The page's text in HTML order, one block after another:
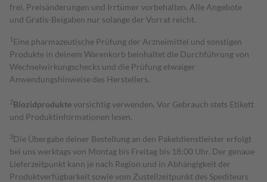
frei. Preisänderungen und Irrtümer vorbehalten. Alle Angebote
und Gratis-Beigaben nur solange der Vorrat reicht.
1 Eine pharmazeutische Prüfung der Arzneimittel und sonstigen
Produkte in deinem Warenkorb beinhaltet die Durchführung von
Wechselwirkungschecks und die Prüfung etwaiger
Anwendungshinweise des Herstellers.
2Biozidproduktevorsichtig verwenden. Vor Gebrauch stets Etikett
und Produktinformationen lesen.
3Die Übergabe deiner Bestellung an den Paketdienstleister erfolgt
bei uns werktags von Montag bis Freitag bis 18:00 Uhr. Der genaue
Lieferzeitpunkt kann je nach Region und in Abhängigkeit der
Produktverfügbarkeit sowie vom Zustellzeitpunkt des Spediteurs